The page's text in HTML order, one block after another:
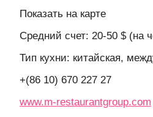
Показать на карте
Средний счет: 20-50 $ (на
Тип кухни: китайская,
+(86 10) 670 227 27
www.m-restaurantgroup.com